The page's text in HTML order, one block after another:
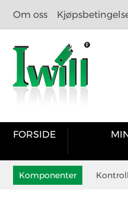
Om oss
FORSIDE
Komponenter